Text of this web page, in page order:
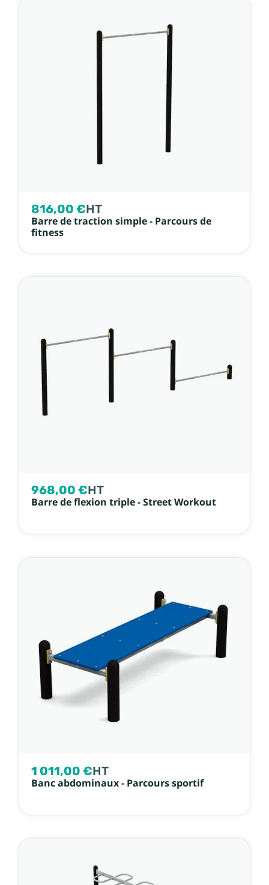
816,00 €HT
Barre de traction simple - Parcours de
fitness
968,00 €HT
Barre de flexion triple - Street Workout
1 011,00 €HT
Banc abdominaux - Parcours sportif